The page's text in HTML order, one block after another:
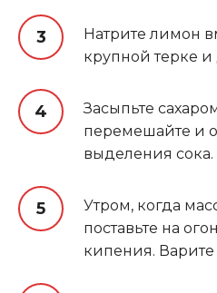
Натрите лимон
крупной терке и
Засыпьте
перемешайте и
выделения сока.
Утром, когда
поставьте на
кипения. Варите